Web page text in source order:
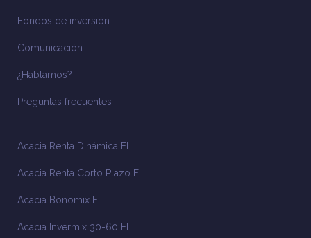
Fondos de inversión
Comunicación
¿Hablamos?
Preguntas frecuentes
Acacia Renta Dinámica FI
Acacia Renta Corto Plazo FI
Acacia Bonomix FI
Acacia Invermix 30-60 FI